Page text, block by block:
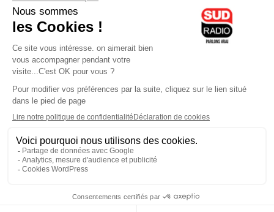
lyoncapitale.fr
olympique-et-lyonnais.com
L'application Iphone / Android
Téléchargez l'application
Les cookies
Gestion des cookies
Crédit photos : ©Sud Radio / Pierre Olivier